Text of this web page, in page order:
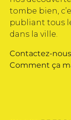
tombe bien,
publiant tous
dans la ville.
Contactez-nous
Comment ça